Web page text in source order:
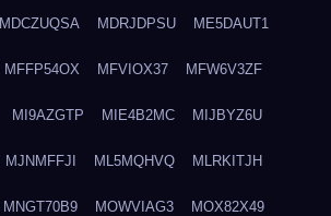
MDCZUQSA MDRJDPSU ME5DAUT1
MFFP54OX MFVIOX37 MFW6V3ZF
MI9AZGTP MIE4B2MC MIJBYZ6U
MJNMFFJI ML5MQHVQ MLRKITJH
MNGT70B9 MOWVIAG3 MOX82X49